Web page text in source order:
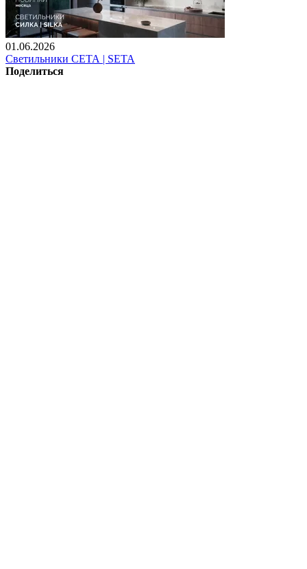
01.06.2026
Светильники СЕТА | SETA
Поделиться